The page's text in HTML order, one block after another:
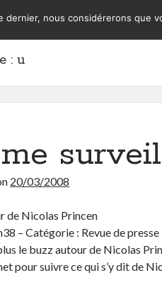
:u
20/03/2008
de Nicolas Princen
– Catégorie : Revue de presse
le buzz autour de Nicolas
pour suivre ce qui s’y dit de
nous considérerons que